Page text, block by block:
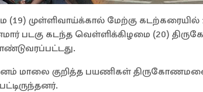
(19) முள்ளிவாய்க்கால் மேற்கு
படகு கடந்த வெள்ளிக்கிழமை (20)
மாலை குறித்த பயணிகள்